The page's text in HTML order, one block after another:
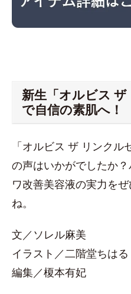
新生「オルビス ザ
で自信の素肌へ！
「オルビス ザ リンク
の声はいかがでしたか
ワ改善美容液の実力を
ね。
文／ソレル麻美
イラスト／二階堂ちはる
編集／榎本有妃